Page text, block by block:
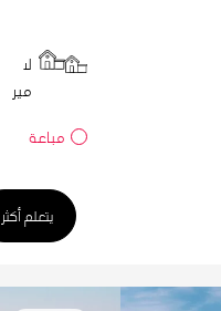
لا
مير
مباعة
يتعلم أكثر